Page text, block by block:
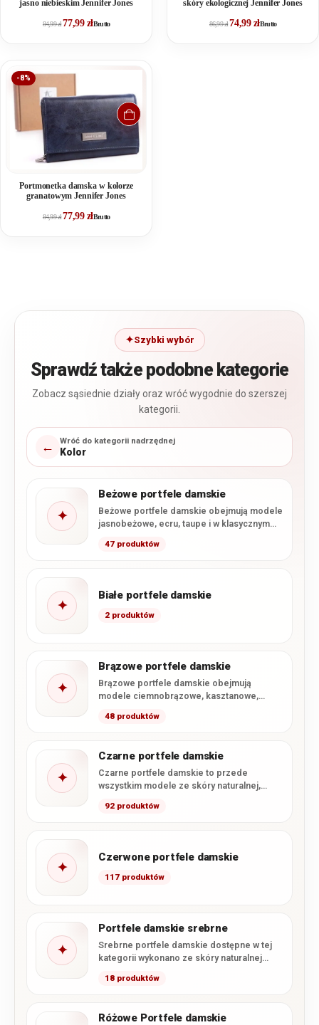
jasno niebieskim Jennifer Jones
84,99zł77,99 złBrutto
skóry ekologicznej Jennifer Jones
86,99zł74,99 złBrutto
-8%
Portmonetka damska w kolorze
granatowym Jennifer Jones
84,99zł77,99 złBrutto
Szybki wybór
Sprawdź także podobne kategorie
Zobacz sąsiednie działy oraz wróć wygodnie do szerszej
kategorii.
← Wróć do kategorii nadrzędnej
Kolor
✦
Beżowe portfele damskie
Beżowe portfele damskie obejmują modele
jasnobeżowe, ecru, taupe i w klasycznym
47 produktów
✦
Białe portfele damskie
2 produktów
✦
Brązowe portfele damskie
Brązowe portfele damskie obejmują
modele ciemnobrązowe, kasztanowe,
ciepłe odcienie beżu.…
48 produktów
✦
Czarne portfele damskie
Czarne portfele damskie to przede
wszystkim modele ze skóry naturalnej,
92 produktów
✦
Czerwone portfele damskie
117 produktów
✦
Portfele damskie srebrne
Srebrne portfele damskie dostępne w tej
kategorii wykonano ze skóry naturalnej
obejmuje…
18 produktów
Różowe Portfele damskie